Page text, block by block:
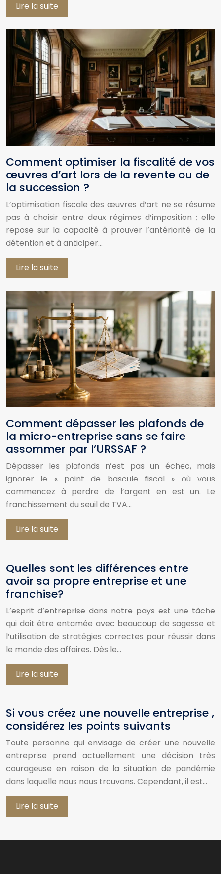
Lire la suite
Comment optimiser la fiscalité de vos
œuvres d’art lors de la revente ou de
la succession ?
L’optimisation fiscale des œuvres d’art ne se résume
pas à choisir entre deux régimes d’imposition ; elle
repose sur la capacité à prouver l’antériorité de la
détention et à anticiper…
Lire la suite
Comment dépasser les plafonds de
la micro-entreprise sans se faire
assommer par l’URSSAF ?
Dépasser les plafonds n’est pas un échec, mais
ignorer le « point de bascule fiscal » où vous
commencez à perdre de l’argent en est un. Le
franchissement du seuil de TVA…
Lire la suite
Quelles sont les différences entre
avoir sa propre entreprise et une
franchise?
L’esprit d’entreprise dans notre pays est une tâche
qui doit être entamée avec beaucoup de sagesse et
l’utilisation de stratégies correctes pour réussir dans
le monde des affaires. Dès le…
Lire la suite
Si vous créez une nouvelle entreprise ,
considérez les points suivants
Toute personne qui envisage de créer une nouvelle
entreprise prend actuellement une décision très
courageuse en raison de la situation de pandémie
dans laquelle nous nous trouvons. Cependant, il est…
Lire la suite